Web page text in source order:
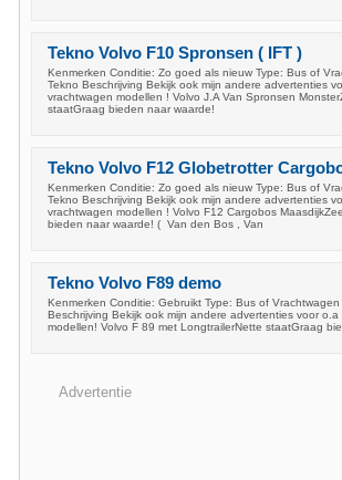
Tekno Volvo F10 Spronsen ( IFT )
Kenmerken Conditie: Zo goed als nieuw Type: Bus of
Tekno Beschrijving Bekijk ook mijn andere advertenties
vrachtwagen modellen ! Volvo J.A Van Spronsen
staatGraag bieden naar waarde!
Tekno Volvo F12 Globetrotter
Kenmerken Conditie: Zo goed als nieuw Type: Bus of
Tekno Beschrijving Bekijk ook mijn andere advertenties
vrachtwagen modellen ! Volvo F12 Cargobos
bieden naar waarde! ( Van den Bos , Van
Tekno Volvo F89 demo
Kenmerken Conditie: Gebruikt Type: Bus of Vrachtwagen
Beschrijving Bekijk ook mijn andere advertenties voor o.a
modellen! Volvo F 89 met LongtrailerNette staatGraag
Advertentie